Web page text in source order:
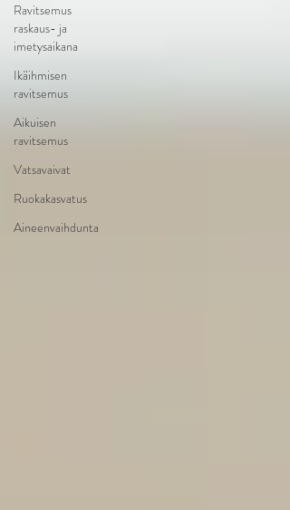
Ravitsemus
raskaus- ja
imetysaikana
Ikäihmisen
ravitsemus
Aikuisen
ravitsemus
Vatsavaivat
Ruokakasvatus
Aineenvaihdunta